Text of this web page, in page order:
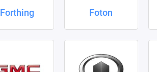
Forthing Foton